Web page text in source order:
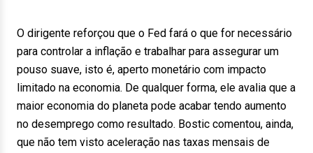
O dirigente reforçou que o Fed fará o que for necessário
para controlar a inflação e trabalhar para assegurar um
pouso suave, isto é, aperto monetário com impacto
limitado na economia. De qualquer forma, ele avalia que a
maior economia do planeta pode acabar tendo aumento
no desemprego como resultado. Bostic comentou, ainda,
que não tem visto aceleração nas taxas mensais de